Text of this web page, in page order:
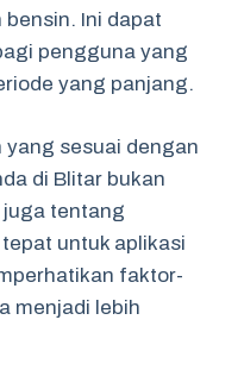
Ini dapat
pengguna yang
yang panjang.
sesuai dengan
di Blitar bukan
tentang
untuk aplikasi
faktor-
menjadi lebih